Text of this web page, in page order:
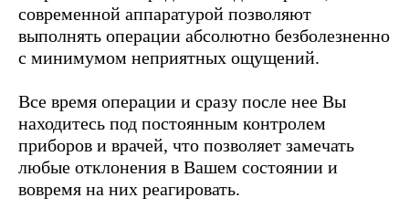
современной аппаратурой позволяют
выполнять операции абсолютно безболезненно
с минимумом неприятных ощущений.
Все время операции и сразу после нее Вы
находитесь под постоянным контролем
приборов и врачей, что позволяет замечать
любые отклонения в Вашем состоянии и
вовремя на них реагировать.